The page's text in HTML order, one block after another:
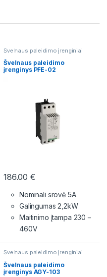
Švelnaus paleidimo įrenginiai
Švelnaus paleidimo
įrenginys PFE-02
186.00€
Nominali srovė 5A
Galingumas 2,2kW
Maitinimo įtampa 230 –
460V
Švelnaus paleidimo įrenginiai
Švelnaus paleidimo
įrenginys AGY-103